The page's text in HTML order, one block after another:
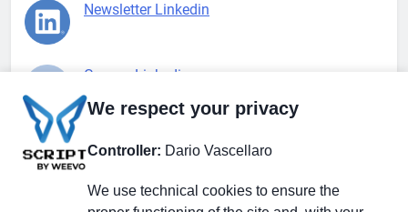
Newsletter Linkedin
Gruppo Linkedin
Pagina Facebook
X.com
We respect your privacy
Controller: Dario Vascellaro
We use technical cookies to ensure the